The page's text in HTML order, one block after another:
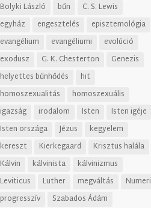
Bolyki László
bűn
C. S. Lewis
egyház
engesztelés
episztemológia
evangélium
evangéliumi
evolúció
exodusz
G. K. Chesterton
Genezis
helyettes bűnhődés
hit
homoszexualitás
homoszexuális
igazság
irodalom Isten
Isten igéje
Isten országa
Jézus
kegyelem
kereszt
Kierkegaard
Krisztus halála
Kálvin
kálvinista
kálvinizmus
Leviticus
Luther megváltás
Numeri
progresszív
Szabados Ádám